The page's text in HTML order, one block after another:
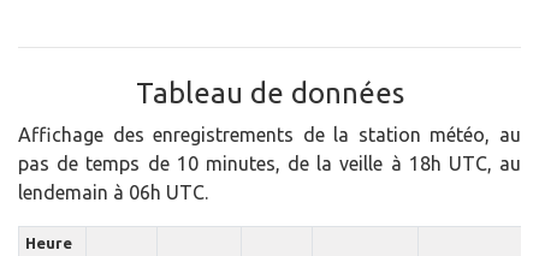
Tableau de données
Affichage des enregistrements de la station météo, au
pas de temps de 10 minutes, de la veille à 18h UTC, au
lendemain à 06h UTC.
Heure